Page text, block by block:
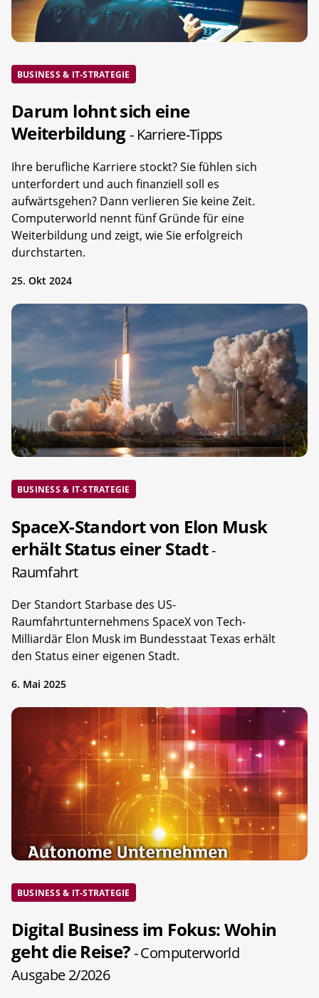
BUSINESS & IT-STRATEGIE
Darum lohnt sich eine
Weiterbildung- Karriere-Tipps
Ihre berufliche Karriere stockt? Sie fühlen sich
unterfordert und auch finanziell soll es
aufwärtsgehen? Dann verlieren Sie keine Zeit.
Computerworld nennt fünf Gründe für eine
Weiterbildung und zeigt, wie Sie erfolgreich
durchstarten.
25. Okt 2024
BUSINESS & IT-STRATEGIE
SpaceX-Standort von Elon Musk
erhält Status einer Stadt-
Raumfahrt
Der Standort Starbase des US-
Raumfahrtunternehmens SpaceX von Tech-
Milliardär Elon Musk im Bundesstaat Texas erhält
den Status einer eigenen Stadt.
6. Mai 2025
BUSINESS & IT-STRATEGIE
Digital Business im Fokus: Wohin
geht die Reise?- Computerworld
Ausgabe 2/2026